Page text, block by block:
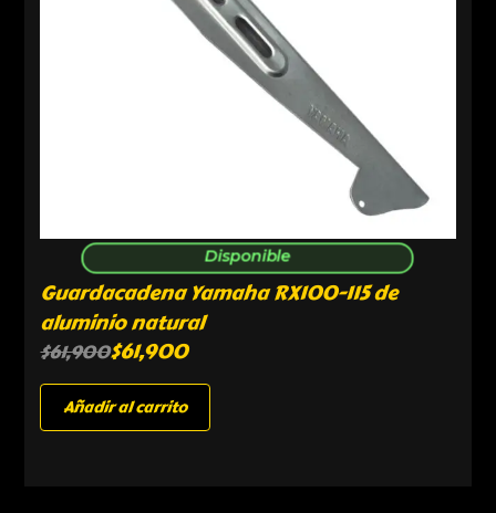
Disponible
Guardacadena Yamaha RX100-115 de
aluminio natural
$61,900$61,900
Añadir al carrito